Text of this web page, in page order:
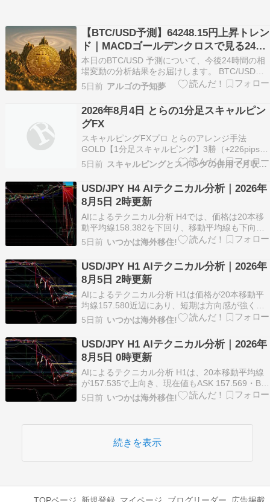
【BTC/USD予測】64248.15円上昇トレン
ド｜MACDゴールデンクロスで見る24時
間の値動き【08/05】
本日のBTC/USD 予測について、今後24時間の相
場変動の分析結果をお届けします。 BTC/USDの
24時間変動予測 予測: 横ばい 理由: 市場はレンジ
相場で方向感が乏しく、ボリンジャーバンドの上
限64276.9766や下限64207.9604に近づくと反発
が見込まれます。R…
5日前 アルゴの予知夢
2026年8月4日 とらの1分足スキャルピン
グFX
スキャルピングFXプロ とらのアレンジ手法
GOLD【1分足スキャルピング】3勝（+226pips）
3敗（-93pips）計+133pipsGOLD【通常アレンジ
手法】1勝（+160pips）0敗（-0pips）計
+160pips⇒ ※21～24時までのトレード⇒ ※とら
のアレンジ…
5日前 スキャルピングとスイングの併用で月収800万！
USD/JPY H4 AIテクニカル分析｜2026年
8月5日 2時更新
AIによるテクニカル分析 H4では、価格は20本移
動平均線158.382を下回り、移動平均線も下向き
配列で短中期の地合いは弱めです。一方で、
MACDは0.277でプラス圏を保ち、RSI(9)も39.49
と売られ過ぎには届いていないため、下落基調の
中でも戻りを試す余地があります。…
5日前 いつかは海外移住!
USD/JPY H1 AIテクニカル分析｜2026年
8月5日 2時更新
AIによるテクニカル分析 H1は価格が20本移動平
均線157.580近辺にあり、短期は方向感が強くな
い一方、20本の傾きは2.1 pips/本で小幅に上向き
です。RSI(9)は45.72から51.97へ改善し、直前確
定足も強気の包み足ですが、ADX(14)は27.29か
ら24.…
5日前 いつかは海外移住!
USD/JPY H1 AIテクニカル分析｜2026年
8月5日 0時更新
AIによるテクニカル分析 H1は、20本移動平均線
が157.535で上向き、現在値もASK 157.569・BID
157.544とほぼその近辺にあり、短期は下げ止ま
りからの戻りを試す形です。ただし、MACDは本
30.98へ低…
5日前 いつかは海外移住!
続きを表示